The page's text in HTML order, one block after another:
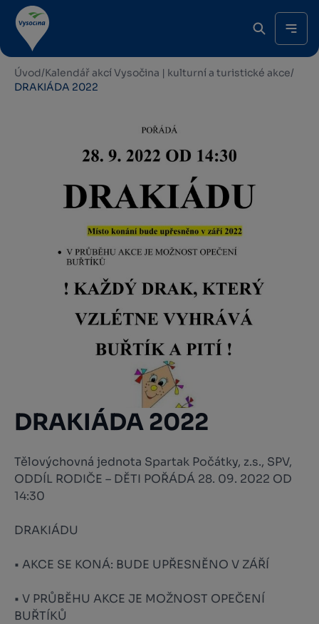
Úvod/Kalendář akcí Vysočina | kulturní a turistické akce/
DRAKIÁDA 2022
DRAKIÁDA 2022
Tělovýchovná jednota Spartak Počátky, z.s., SPV,
ODDÍL RODIČE – DĚTI POŘÁDÁ 28. 09. 2022 OD
14:30
DRAKIÁDU
• AKCE SE KONÁ: BUDE UPŘESNĚNO V ZÁŘÍ
• V PRŮBĚHU AKCE JE MOŽNOST OPEČENÍ
BUŘTÍKŮ